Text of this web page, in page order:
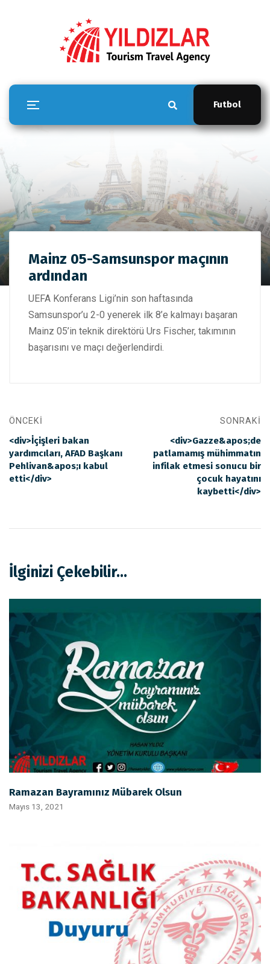
Futbol
Anasayfa YILDIZLAR TOUR
Mainz 05-Samsunspor
Mainz 05-Samsunspor maçının
ardından
UEFA Konferans Ligi’nin son haftasında
Samsunspor’u 2-0 yenerek ilk 8’e kalmayı başaran
Mainz 05’in teknik direktörü Urs Fischer, takımının
başarısını ve maçı değerlendirdi.
ÖNCEKI
<div>İçişleri bakan
yardımcıları, AFAD Başkanı
Pehlivan&apos;ı kabul
etti</div>
SONRAKI
<div>Gazze&apos;de
patlamamış mühimmatın
infilak etmesi sonucu bir
çocuk hayatını
kaybetti</div>
İlginizi Çekebilir...
Ramazan Bayramınız Mübarek Olsun
Mayıs 13, 2021